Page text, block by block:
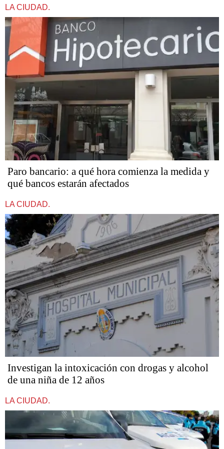
LA CIUDAD.
Paro bancario: a qué hora comienza la medida y
qué bancos estarán afectados
LA CIUDAD.
Investigan la intoxicación con drogas y alcohol
de una niña de 12 años
LA CIUDAD.